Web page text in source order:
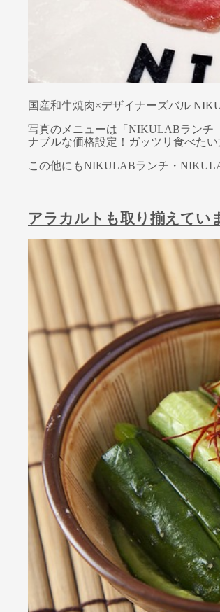
国産和牛焼肉×デザイナーズバル
写真のメニューは「NIKULABランチ
ナブルな価格設定！ガッツリ食べた
この他にもNIKULABランチ・
アラカルトも取り揃えてい